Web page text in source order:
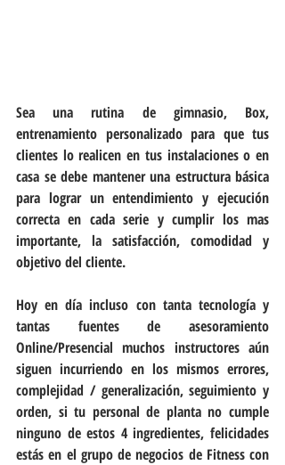
Sea una rutina de gimnasio, Box,
entrenamiento personalizado para que tus
clientes lo realicen en tus instalaciones o en
casa se debe mantener una estructura básica
para lograr un entendimiento y ejecución
correcta en cada serie y cumplir los mas
importante, la satisfacción, comodidad y
objetivo del cliente.
Hoy en día incluso con tanta tecnología y
tantas fuentes de asesoramiento
Online/Presencial muchos instructores aún
siguen incurriendo en los mismos errores,
complejidad / generalización, seguimiento y
orden, si tu personal de planta no cumple
ninguno de estos 4 ingredientes, felicidades
estás en el grupo de negocios de Fitness con